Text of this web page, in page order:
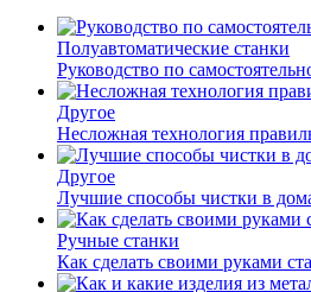
Полуавтоматические станки
Руководство по
Другое
Несложная технология
Другое
Лучшие способы чистки в
Ручные станки
Как сделать своими руками